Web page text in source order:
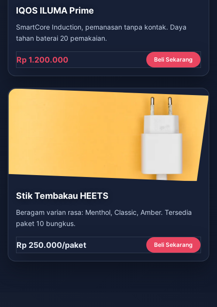
IQOS ILUMA Prime
SmartCore Induction, pemanasan tanpa kontak. Daya
tahan baterai 20 pemakaian.
Rp 1.200.000 Beli Sekarang
Stik Tembakau HEETS
Beragam varian rasa: Menthol, Classic, Amber. Tersedia
paket 10 bungkus.
Rp 250.000/paket Beli Sekarang